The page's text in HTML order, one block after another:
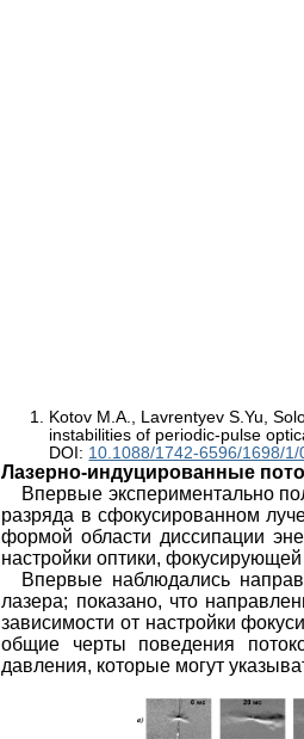
Kotov M.A., Lavrentyev S.Yu,
instabilities of periodic-pulse
DOI: 10.1088/1742-6596/1698/1/
Лазерно-индуцированные
Впервые экспериментально
разряда в сфокусированном
формой области диссипации
настройки оптики,
Впервые наблюдались
лазера; показано, что
зависимости от настройки
общие черты поведения
давления, которые могут